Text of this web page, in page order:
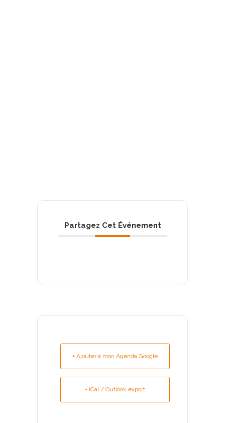
Partagez Cet Événement
+ Ajouter à mon Agenda Google
+ iCal / Outlook export